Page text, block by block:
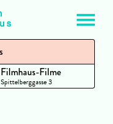
Filmhaus-Filme
Spittelberggasse 3